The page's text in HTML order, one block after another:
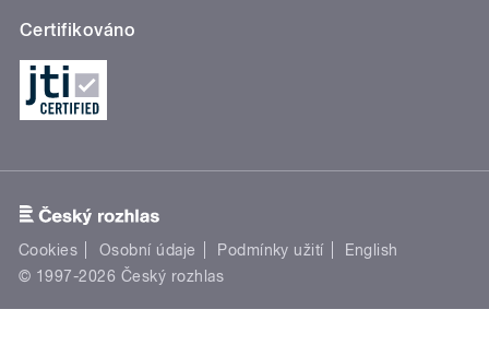
Certifikováno
Cookies Osobní údaje Podmínky užití
English
© 1997-2026 Český rozhlas